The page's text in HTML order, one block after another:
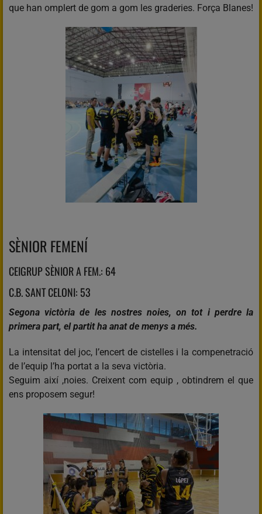
que han omplert de gom a gom les graderies. Força Blanes!
SÈNIOR FEMENÍ
CEIGRUP SÈNIOR A FEM.: 64
C.B. SANT CELONI: 53
Segona victòria de les nostres noies, on tot i perdre la
primera part, el partit ha anat de menys a més.
La intensitat del joc, l’encert de cistelles i la compenetració
de l’equip l’ha portat a la seva victòria.
Seguim així ,noies. Creixent com equip , obtindrem el que
ens proposem segur!